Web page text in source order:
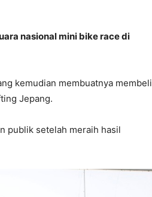
nasional mini bike race di
kemudian membuatnya membeli
Jepang.
publik setelah meraih hasil